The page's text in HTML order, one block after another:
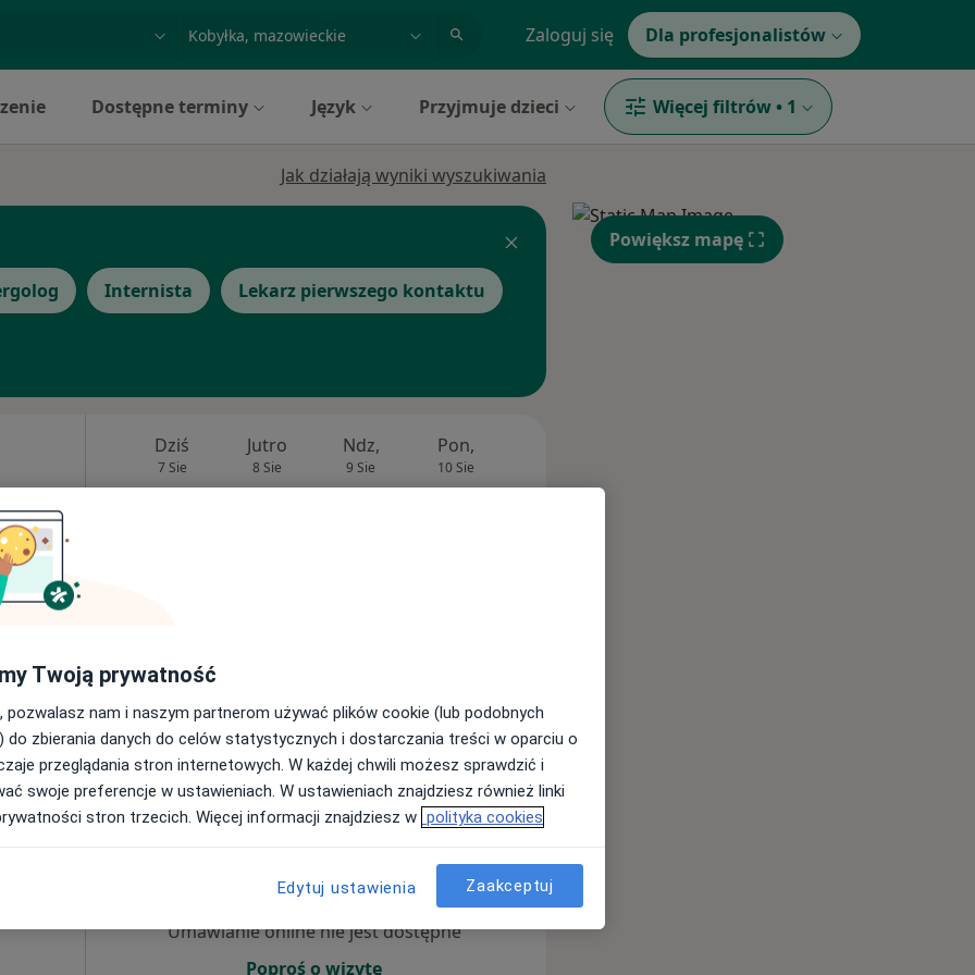
Zaloguj się Dla profesjonalistów
Dostępne terminy Język Przyjmuje dzieci Więcej filtrów • 1
Jak działają wyniki wyszukiwania
Internista Lekarz pierwszego kontaktu
Kobyłka•Mapa
180 zł
Dziś
7 Sie
Jutro
8 Sie
Ndz,
9 Sie
Pon,
10 Sie
Ndz, Pon, Wt,
Umawianie online nie jest dostępne
Poproś o wizytę
Powiększ mapę
Twoją prywatność
pozwalasz nam i naszym partnerom używać plików cookie (lub podobnych
do zbierania danych do celów statystycznych i dostarczania treści w oparciu o
przeglądania stron internetowych. W każdej chwili możesz sprawdzić i
swoje preferencje w ustawieniach. W ustawieniach znajdziesz również linki
stron trzecich. Więcej informacji znajdziesz w polityka cookies
Edytuj ustawienia Zaakceptuj